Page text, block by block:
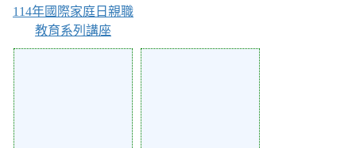
114年國際家庭日親職
教育系列講座